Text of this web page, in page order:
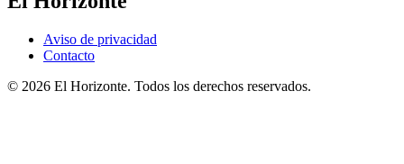
Aviso de privacidad
Contacto
© 2026 El Horizonte. Todos los derechos reservados.